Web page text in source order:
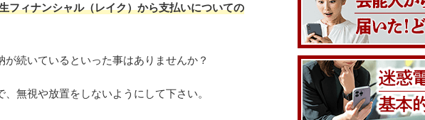
ィナンシャル（レイク）から支払いについての
続いているといった事はありませんか？
、無視や放置をしないようにして下さい。